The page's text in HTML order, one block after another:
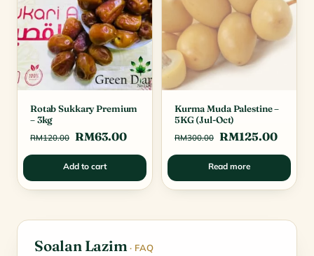
Rotab Sukkary Premium
– 3kg
RM120.00 Original
price
was:
RM120.00.
RM63.00Current
price
RM63.00.
Add to cart
Kurma Muda Palestine –
5KG (Jul-Oct)
RM300.00 Original
price
was:
RM300.00.
RM125.00
price
Read more
Soalan Lazim· FAQ